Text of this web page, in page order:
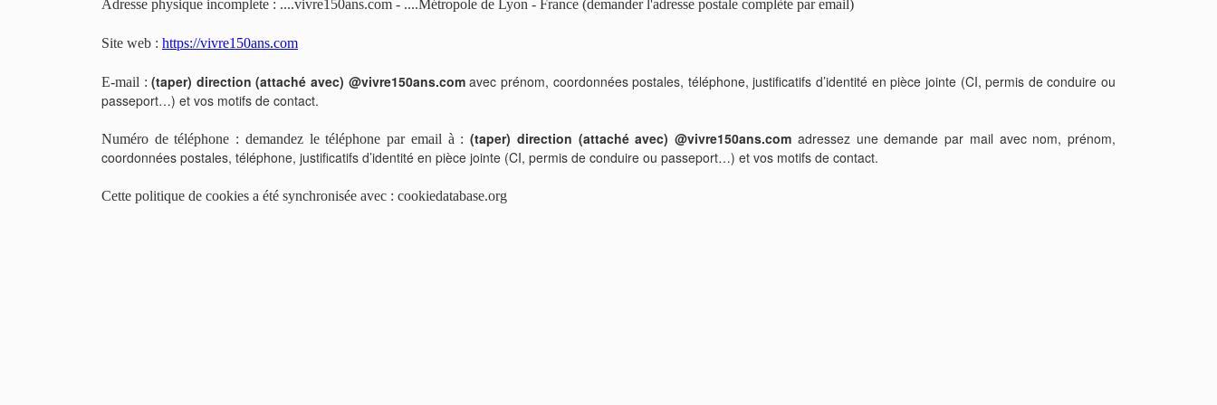
Adresse physique incomplete : ....vivre150ans.com - ....Métropole de Lyon - France (demander l'adresse postale complète par email)
Site web : https://vivre150ans.com
E-mail :(taper) direction (attaché avec) @vivre150ans.com avec prénom, coordonnées postales, téléphone, justificatifs d’identité en pièce jointe (CI, permis de conduire ou
passeport…) et vos motifs de contact.
Numéro de téléphone : demandez le téléphone par email à :(taper) direction (attaché avec) @vivre150ans.com adressez une demande par mail avec nom, prénom,
coordonnées postales, téléphone, justificatifs d’identité en pièce jointe (CI, permis de conduire ou passeport…) et vos motifs de contact.
Cette politique de cookies a été synchronisée avec : cookiedatabase.org